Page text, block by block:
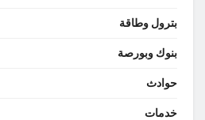
بترول وطاقة
بنوك وبورصة
حوادث
خدمات